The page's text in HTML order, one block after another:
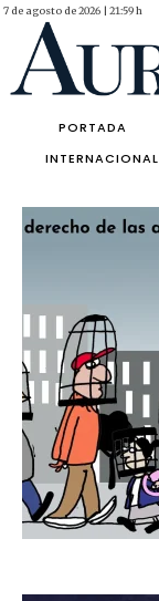
7 de agosto de 2026 | 21:59 h
PORTADA
INTERNACIONAL